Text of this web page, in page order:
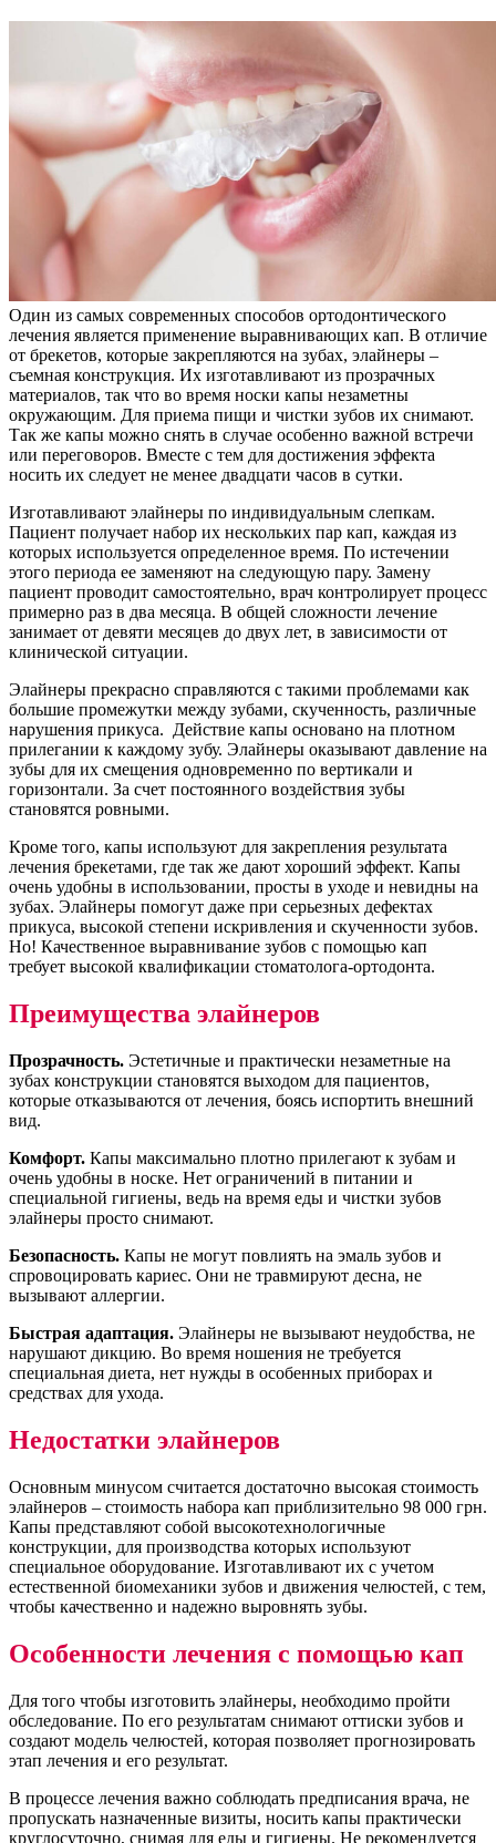
Один из самых современных способов ортодонтического
лечения является применение выравнивающих кап. В отличие
от брекетов, которые закрепляются на зубах, элайнеры –
съемная конструкция. Их изготавливают из прозрачных
материалов, так что во время носки капы незаметны
окружающим. Для приема пищи и чистки зубов их снимают.
Так же капы можно снять в случае особенно важной встречи
или переговоров. Вместе с тем для достижения эффекта
носить их следует не менее двадцати часов в сутки.
Изготавливают элайнеры по индивидуальным слепкам.
Пациент получает набор их нескольких пар кап, каждая из
которых используется определенное время. По истечении
этого периода ее заменяют на следующую пару. Замену
пациент проводит самостоятельно, врач контролирует процесс
примерно раз в два месяца. В общей сложности лечение
занимает от девяти месяцев до двух лет, в зависимости от
клинической ситуации.
Элайнеры прекрасно справляются с такими проблемами как
большие промежутки между зубами, скученность, различные
нарушения прикуса. Действие капы основано на плотном
прилегании к каждому зубу. Элайнеры оказывают давление на
зубы для их смещения одновременно по вертикали и
горизонтали. За счет постоянного воздействия зубы
становятся ровными.
Кроме того, капы используют для закрепления результата
лечения брекетами, где так же дают хороший эффект. Капы
очень удобны в использовании, просты в уходе и невидны на
зубах. Элайнеры помогут даже при серьезных дефектах
прикуса, высокой степени искривления и скученности зубов.
Но! Качественное выравнивание зубов с помощью кап
требует высокой квалификации стоматолога-ортодонта.
Преимущества элайнеров
Прозрачность. Эстетичные и практически незаметные на
зубах конструкции становятся выходом для пациентов,
которые отказываются от лечения, боясь испортить внешний
вид.
Комфорт. Капы максимально плотно прилегают к зубам и
очень удобны в носке. Нет ограничений в питании и
специальной гигиены, ведь на время еды и чистки зубов
элайнеры просто снимают.
Безопасность. Капы не могут повлиять на эмаль зубов и
спровоцировать кариес. Они не травмируют десна, не
вызывают аллергии.
Быстрая адаптация. Элайнеры не вызывают неудобства, не
нарушают дикцию. Во время ношения не требуется
специальная диета, нет нужды в особенных приборах и
средствах для ухода.
Недостатки элайнеров
Основным минусом считается достаточно высокая стоимость
элайнеров – стоимость набора кап приблизительно 98 000 грн.
Капы представляют собой высокотехнологичные
конструкции, для производства которых используют
специальное оборудование. Изготавливают их с учетом
естественной биомеханики зубов и движения челюстей, с тем,
чтобы качественно и надежно выровнять зубы.
Особенности лечения с помощью кап
Для того чтобы изготовить элайнеры, необходимо пройти
обследование. По его результатам снимают оттиски зубов и
создают модель челюстей, которая позволяет прогнозировать
этап лечения и его результат.
В процессе лечения важно соблюдать предписания врача, не
пропускать назначенные визиты, носить капы практически
круглосуточно, снимая для еды и гигиены. Не рекомендуется